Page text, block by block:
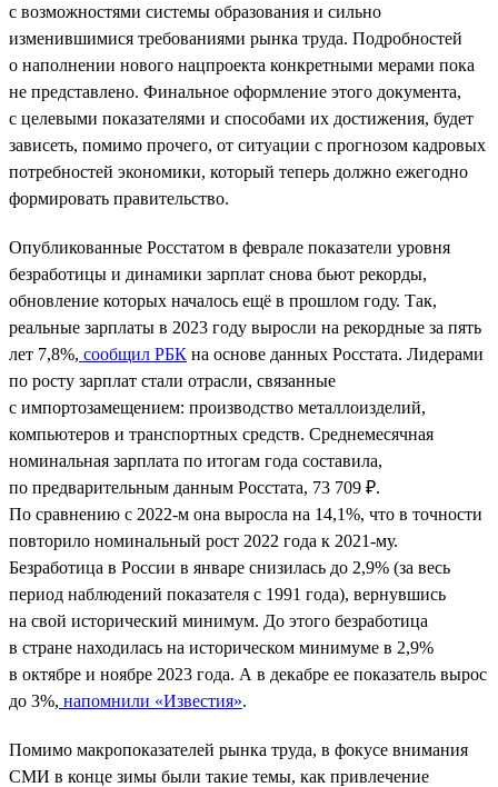
с возможностями системы образования и сильно
изменившимися требованиями рынка труда. Подробностей
о наполнении нового нацпроекта конкретными мерами пока
не представлено. Финальное оформление этого документа,
с целевыми показателями и способами их достижения, будет
зависеть, помимо прочего, от ситуации с прогнозом кадровых
потребностей экономики, который теперь должно ежегодно
формировать правительство.
Опубликованные Росстатом в феврале показатели уровня
безработицы и динамики зарплат снова бьют рекорды,
обновление которых началось ещё в прошлом году. Так,
реальные зарплаты в 2023 году выросли на рекордные за пять
лет 7,8%, сообщил РБК на основе данных Росстата. Лидерами
по росту зарплат стали отрасли, связанные
с импортозамещением: производство металлоизделий,
компьютеров и транспортных средств. Среднемесячная
номинальная зарплата по итогам года составила,
по предварительным данным Росстата, 73 709 ₽.
По сравнению с 2022-м она выросла на 14,1%, что в точности
повторило номинальный рост 2022 года к 2021-му.
Безработица в России в январе снизилась до 2,9% (за весь
период наблюдений показателя с 1991 года), вернувшись
на свой исторический минимум. До этого безработица
в стране находилась на историческом минимуме в 2,9%
в октябре и ноябре 2023 года. А в декабре ее показатель вырос
до 3%, напомнили «Известия».
Помимо макропоказателей рынка труда, в фокусе внимания
СМИ в конце зимы были такие темы, как привлечение